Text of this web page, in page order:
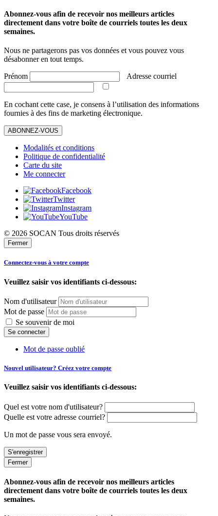
Abonnez-vous afin de recevoir nos meilleurs articles
directement dans votre boîte de courriels toutes les deux
semaines.
Nous ne partagerons pas vos données et vous pouvez vous
désabonner en tout temps.
Prénom Adresse courriel
En cochant cette case, je consens à l’utilisation des informations
fournies à des fins de marketing électronique.
ABONNEZ-VOUS
Modalités et conditions
Politique de confidentialité
Carte du site
Me connecter
Facebook
Twitter
Instagram
YouTube
© 2026 SOCAN Tous droits réservés
Fermer
Connectez-vous à votre compte
Veuillez saisir vos identifiants ci-dessous:
Nom d'utilisateur
Mot de passe
Se souvenir de moi
Mot de passe oublié
Nouvel utilisateur? Créez votre compte
Veuillez saisir vos identifiants ci-dessous:
Quel est votre nom d'utilisateur?
Quelle est votre adresse courriel?
Un mot de passe vous sera envoyé.
Fermer
Abonnez-vous afin de recevoir nos meilleurs articles
directement dans votre boîte de courriels toutes les deux
semaines.